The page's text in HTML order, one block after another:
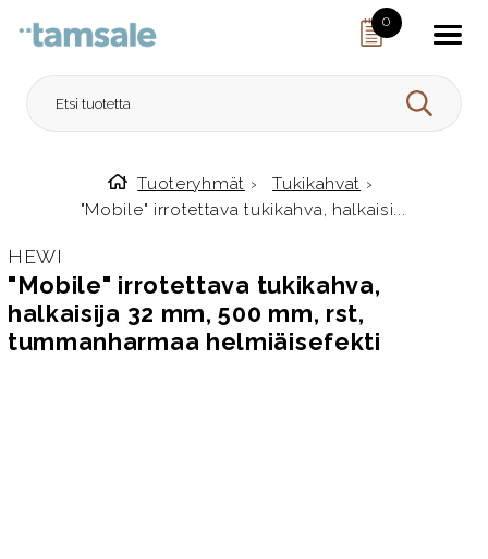
0
HAE
Etusivulle
Tuoteryhmät › Tukikahvat ›
"Mobile" irrotettava tukikahva, halkaisi...
HEWI
"Mobile" irrotettava tukikahva,
halkaisija 32 mm, 500 mm, rst,
tummanharmaa helmiäisefekti